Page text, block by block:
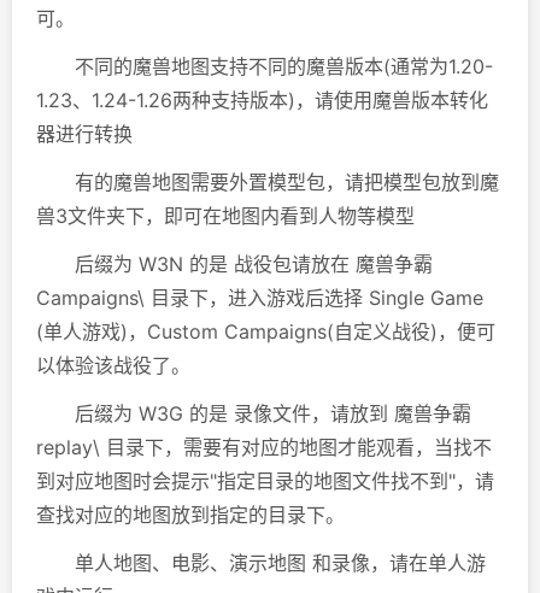
可。
不同的魔兽地图支持不同的魔兽版本(通常为1.20-
1.23、1.24-1.26两种支持版本)，请使用魔兽版本转化
器进行转换
有的魔兽地图需要外置模型包，请把模型包放到魔
兽3文件夹下，即可在地图内看到人物等模型
后缀为 W3N 的是 战役包请放在 魔兽争霸
Campaigns\ 目录下，进入游戏后选择 Single Game
(单人游戏)，Custom Campaigns(自定义战役)，便可
以体验该战役了。
后缀为 W3G 的是 录像文件，请放到 魔兽争霸
replay\ 目录下，需要有对应的地图才能观看，当找不
到对应地图时会提示"指定目录的地图文件找不到"，请
查找对应的地图放到指定的目录下。
单人地图、电影、演示地图 和录像，请在单人游